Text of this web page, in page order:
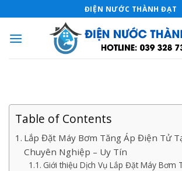
to
content
ĐIỆN NƯỚC THÀNH ĐẠT
Table of Contents
Lắp Đặt Máy Bơm Tăng Áp Điện Tử
Chuyên Nghiệp – Uy Tín
Giới thiệu Dịch Vụ Lắp Đặt Máy Bơm